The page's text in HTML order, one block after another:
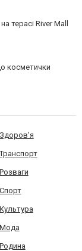
терасі River Mall
косметички
Здоров'я
Розваги
Спорт
Культура
Мода
Родина